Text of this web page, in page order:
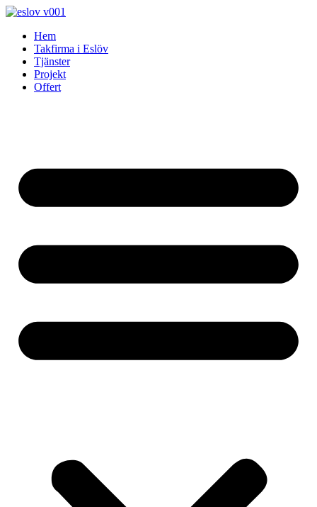
Skip
contentHem
Takfirma i Eslöv
Tjänster
Projekt
Offert